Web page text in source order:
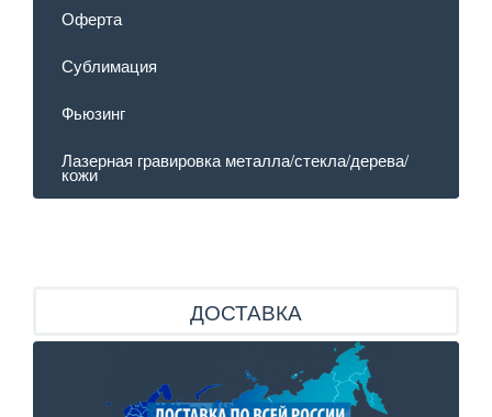
Оферта
Сублимация
Фьюзинг
Лазерная гравировка металла/стекла/дерева/
кожи
ДОСТАВКА